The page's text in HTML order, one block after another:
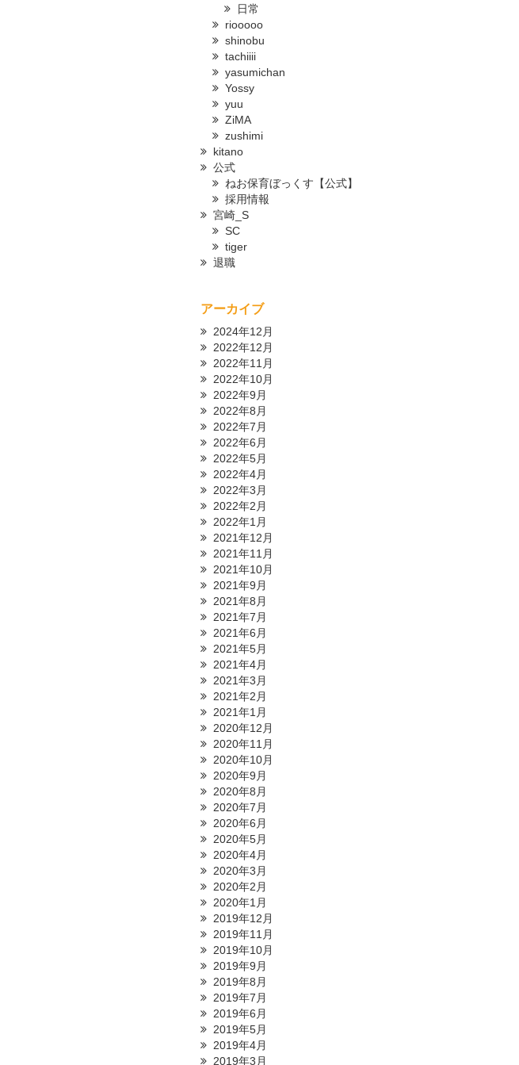
日常
riooooo
shinobu
tachiiii
yasumichan
Yossy
yuu
ZiMA
zushimi
kitano
公式
ねお保育ぼっくす【公式】
採用情報
宮崎_S
SC
tiger
退職
アーカイブ
2024年12月
2022年12月
2022年11月
2022年10月
2022年9月
2022年8月
2022年7月
2022年6月
2022年5月
2022年4月
2022年3月
2022年2月
2022年1月
2021年12月
2021年11月
2021年10月
2021年9月
2021年8月
2021年7月
2021年6月
2021年5月
2021年4月
2021年3月
2021年2月
2021年1月
2020年12月
2020年11月
2020年10月
2020年9月
2020年8月
2020年7月
2020年6月
2020年5月
2020年4月
2020年3月
2020年2月
2020年1月
2019年12月
2019年11月
2019年10月
2019年9月
2019年8月
2019年7月
2019年6月
2019年5月
2019年4月
2019年3月